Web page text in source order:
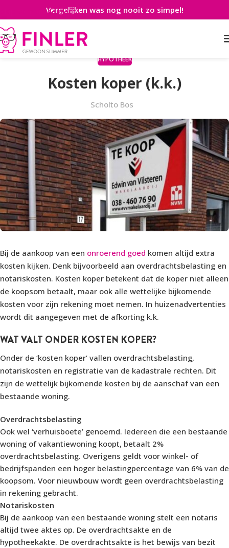
Skip to main contentVergelijken was nog nooit zo simpel!
HYPOTHEEK
Kosten koper (k.k.)
Scholto Bos
Bij de aankoop van een onroerend goed komen altijd extra
kosten kijken. Denk bijvoorbeeld aan overdrachtsbelasting en
notariskosten. Kosten koper betekent dat de koper niet alleen
de koopsom betaalt, maar ook alle wettelijke bijkomende
kosten voor zijn rekening moet nemen. In huizenadvertenties
wordt dit aangegeven met de afkorting k.k.
WAT VALT ONDER KOSTEN KOPER?
Onder de ‘kosten koper’ vallen overdrachtsbelasting,
notariskosten en registratie van de kadastrale rechten. Dit
zijn de wettelijk bijkomende kosten bij de aanschaf van een
bestaande woning.
Overdrachtsbelasting
Ook wel ‘verhuisboete’ genoemd. Iedereen die een bestaande
woning of vakantiewoning koopt, betaalt 2%
overdrachtsbelasting. Overigens geldt voor winkel- of
bedrijfspanden een hoger belastingpercentage van 6% van de
koopsom. Voor nieuwbouw wordt geen overdrachtsbelasting
in rekening gebracht.
Notariskosten
Bij de aankoop van een bestaande woning stelt een notaris
altijd twee aktes op. De overdrachtsakte en de
hypotheekakte. De overdrachtsakte is het bewijs van bezit